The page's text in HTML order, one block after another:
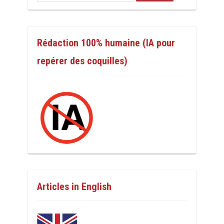
Rédaction 100% humaine (IA pour
repérer des coquilles)
Articles in English